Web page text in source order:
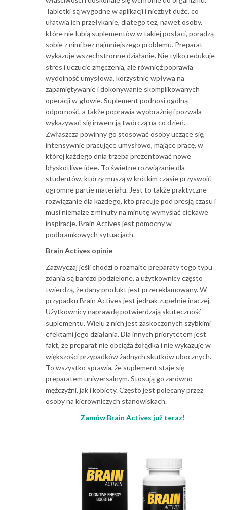
Tabletki są wygodne w aplikacji i niezbyt duże, co
ułatwia ich przełykanie, dlatego też, nawet osoby,
które nie lubią suplementów w takiej postaci, poradzą
sobie z nimi bez najmniejszego problemu. Preparat
wykazuje wszechstronne działanie. Nie tylko redukuje
stres i uczucie zmęczenia, ale również poprawia
wydolność umysłowa, korzystnie wpływa na
zapamiętywanie i dokonywanie skomplikowanych
operacji w głowie. Suplement podnosi ogólną
odporność, a także poprawia wyobraźnię i pozwala
wykazywać się inwencją twórczą na co dzień.
Zwłaszcza powinny go stosować osoby uczące się,
intensywnie pracujące umysłowo, mające pracę, w
której każdego dnia trzeba prezentować nowe
błyskotliwe idee. To świetne rozwiązanie dla
studentów, którzy muszą w krótkim czasie przyswoić
ogromne partie materiału. Jest to także praktyczne
rozwiązanie dla każdego, kto pracuje pod presją czasu i
musi niemalże z minuty na minutę wymyślać ciekawe
inspiracje. Brain Actives jest pomocny w
podbramkowych sytuacjach.
Brain Actives opinie
Zazwyczaj jeśli chodzi o rozmaite preparaty tego typu
zdania są bardzo podzielone, a użytkownicy często
twierdzą, że dany produkt jest przereklamowany. W
przypadku Brain Actives jest jednak zupełnie inaczej.
Użytkownicy naprawdę potwierdzają skuteczność
suplementu. Wielu z nich jest zaskoczonych szybkimi
efektami jego działania. Dla innych priorytetem jest
fakt, że preparat nie obciąża żołądka i nie wykazuje w
większości przypadków żadnych skutków ubocznych.
To wszystko sprawia, że suplement staje się
preparatem uniwersalnym. Stosują go zarówno
mężczyźni, jak i kobiety. Często jest polecany przez
osoby na kierowniczych stanowiskach.
Zamów Brain Actives już teraz!